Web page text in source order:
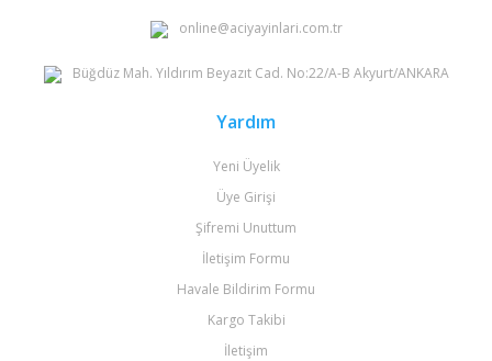
online@aciyayinlari.com.tr
Büğdüz Mah. Yıldırım Beyazıt Cad. No:22/A-B Akyurt/ANKARA
Yardım
Yeni Üyelik
Üye Girişi
Şifremi Unuttum
İletişim Formu
Havale Bildirim Formu
Kargo Takibi
İletişim